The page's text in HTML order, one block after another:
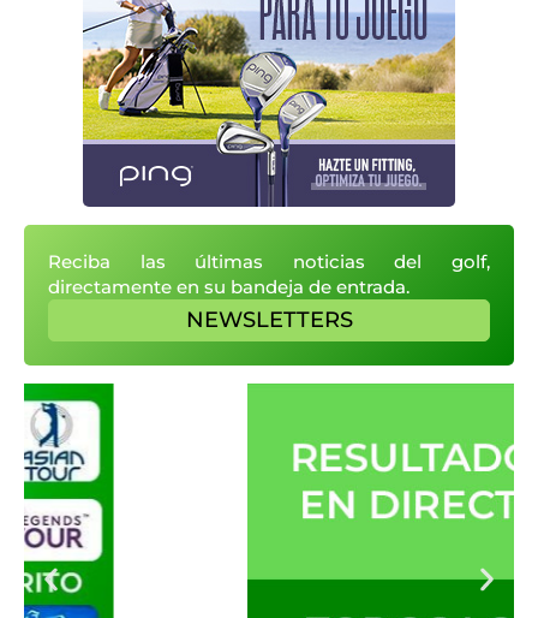
Reciba las últimas noticias del golf,
directamente en su bandeja de entrada.
NEWSLETTERS